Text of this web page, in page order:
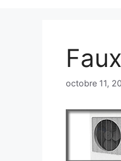
octobre 11,